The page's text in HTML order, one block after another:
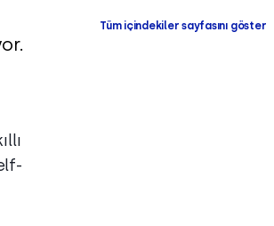
Tüm içindekiler sayfasını göster